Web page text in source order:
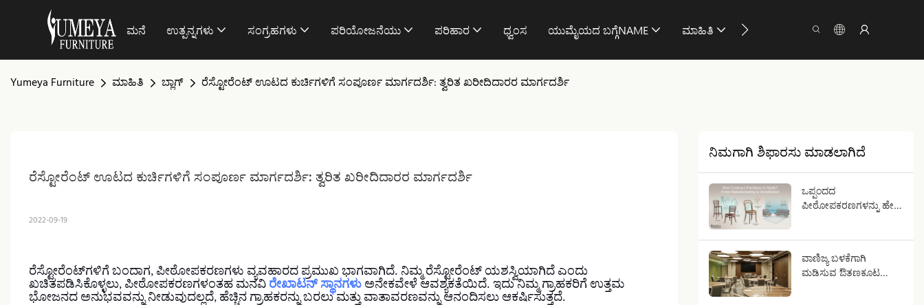
ಮನೆ ಉತ್ಪನ್ನಗಳು ಸಂಗ್ರಹಗಳು ಪರಿಯೋಜನೆಯು ಪರಿಹಾರ ಧ್ವಂಸ ಯುಮೈಯದ ಬಗ್ಗೆNAME ಮಾಹಿತಿ ನಮ್ಮನ್ನು ಸಂಪರ್ಕಿಸು
Yumeya Furniture ಮಾಹಿತಿ ಬ್ಲಾಗ್ ರೆಸ್ಟೋರೆಂಟ್ ಊಟದ ಕುರ್ಚಿಗಳಿಗೆ ಸಂಪೂರ್ಣ ಮಾರ್ಗದರ್ಶಿ: ತ್ವರಿತ ಖರೀದಿದಾರರ ಮಾರ್ಗದರ್ಶಿ
ರೆಸ್ಟೋರೆಂಟ್ ಊಟದ ಕುರ್ಚಿಗಳಿಗೆ ಸಂಪೂರ್ಣ ಮಾರ್ಗದರ್ಶಿ: ತ್ವರಿತ ಖರೀದಿದಾರರ ಮಾರ್ಗದರ್ಶಿ
2022-09-19
ರೆಸ್ಟೋರೆಂಟ್‌ಗಳಿಗೆ ಬಂದಾಗ, ಪೀಠೋಪಕರಣಗಳು ವ್ಯವಹಾರದ ಪ್ರಮುಖ ಭಾಗವಾಗಿದೆ. ನಿಮ್ಮ ರೆಸ್ಟೋರೆಂಟ್ ಯಶಸ್ವಿಯಾಗಿದೆ ಎಂದು
ಖಚಿತಪಡಿಸಿಕೊಳ್ಳಲು, ಪೀಠೋಪಕರಣಗಳಂತಹ ಮನವಿ ರೇಖಾಟನ್ ಸ್ಥಾನಗಳು ಅನೇಕವೇಳೆ ಆವಶ್ಯಕತೆಯಿದೆ. ಇದು ನಿಮ್ಮ ಗ್ರಾಹಕರಿಗೆ ಉತ್ತಮ
ಭೋಜನದ ಅನುಭವವನ್ನು ನೀಡುವುದಲ್ಲದೆ, ಹೆಚ್ಚಿನ ಗ್ರಾಹಕರನ್ನು ಬರಲು ಮತ್ತು ವಾತಾವರಣವನ್ನು ಆನಂದಿಸಲು ಆಕರ್ಷಿಸುತ್ತದೆ.
ನಿಮಗಾಗಿ ಶಿಫಾರಸು ಮಾಡಲಾಗಿದೆ
ಒಪ್ಪಂದದ
ಪೀಠೋಪಕರಣಗಳನ್ನು ಹೇಗೆ
ವಾಣಿಜ್ಯ ಬಳಕೆಗಾಗಿ
ಮಡಿಸುವ ಔತಣಕೂಟ